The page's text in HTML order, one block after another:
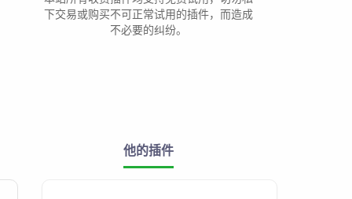
下交易或购买不可正常试用的插件，而造成
不必要的纠纷。
他的插件